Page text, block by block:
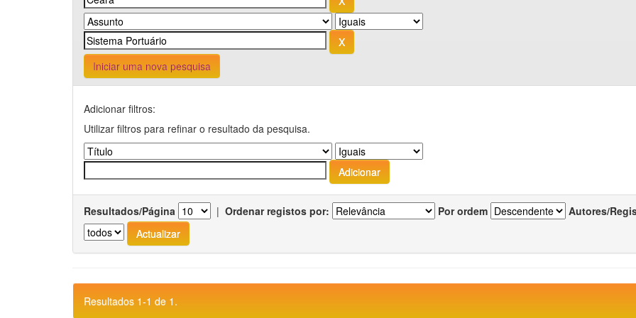
Iniciar uma nova pesquisa
Adicionar filtros:
Utilizar filtros para refinar o resultado da pesquisa.
Resultados/Página | Ordenar registos por: Por ordem Autores/
Resultados 1-1 de 1.